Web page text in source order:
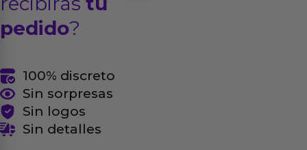
pedido?
100% discreto
Sin sorpresas
Sin logos
Sin detalles